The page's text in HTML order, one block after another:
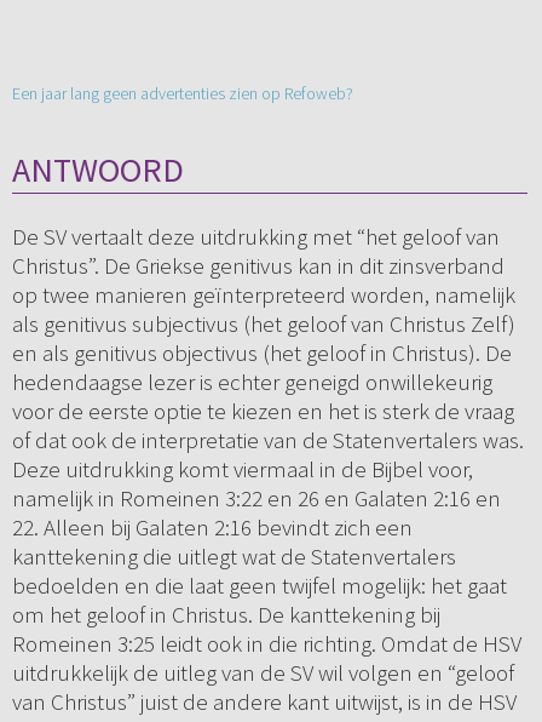
Een jaar lang geen advertenties zien op Refoweb?
ANTWOORD
De SV vertaalt deze uitdrukking met “het geloof van
Christus”. De Griekse genitivus kan in dit zinsverband
op twee manieren geïnterpreteerd worden, namelijk
als genitivus subjectivus (het geloof van Christus Zelf)
en als genitivus objectivus (het geloof in Christus). De
hedendaagse lezer is echter geneigd onwillekeurig
voor de eerste optie te kiezen en het is sterk de vraag
of dat ook de interpretatie van de Statenvertalers was.
Deze uitdrukking komt viermaal in de Bijbel voor,
namelijk in Romeinen 3:22 en 26 en Galaten 2:16 en
22. Alleen bij Galaten 2:16 bevindt zich een
kanttekening die uitlegt wat de Statenvertalers
bedoelden en die laat geen twijfel mogelijk: het gaat
om het geloof in Christus. De kanttekening bij
Romeinen 3:25 leidt ook in die richting. Omdat de HSV
uitdrukkelijk de uitleg van de SV wil volgen en “geloof
van Christus” juist de andere kant uitwijst, is in de HSV